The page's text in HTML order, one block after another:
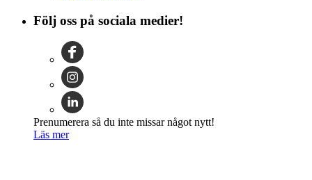
Följ oss på sociala medier!
Prenumerera så du inte missar något nytt!
Läs mer